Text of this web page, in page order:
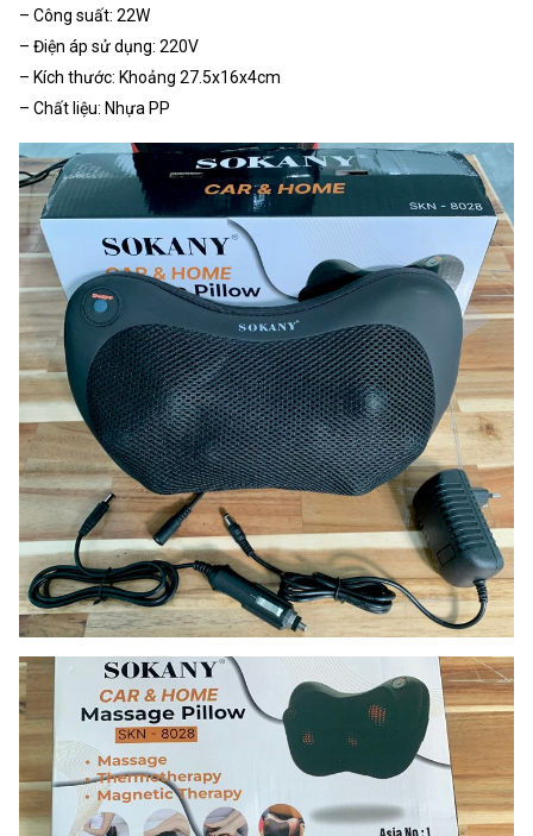
– Công suất: 22W
– Điện áp sử dụng: 220V
– Kích thước: Khoảng 27.5x16x4cm
– Chất liệu: Nhựa PP